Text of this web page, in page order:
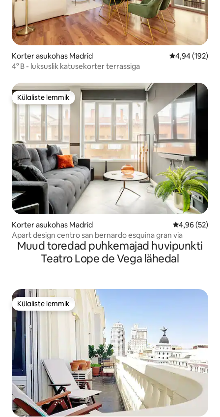
Korter asukohas Madrid Keskmine
4,94 (192)
4° B - luksuslik katusekorter terrassiga
Külaliste lemmik
Külaliste lemmik
Korter asukohas Madrid Keskmine
4,96 (52)
Apart design centro san bernardo esquina gran via
Muud toredad puhkemajad huvipunkti
Teatro Lope de Vega lähedal
Külaliste lemmik
Külaliste lemmik